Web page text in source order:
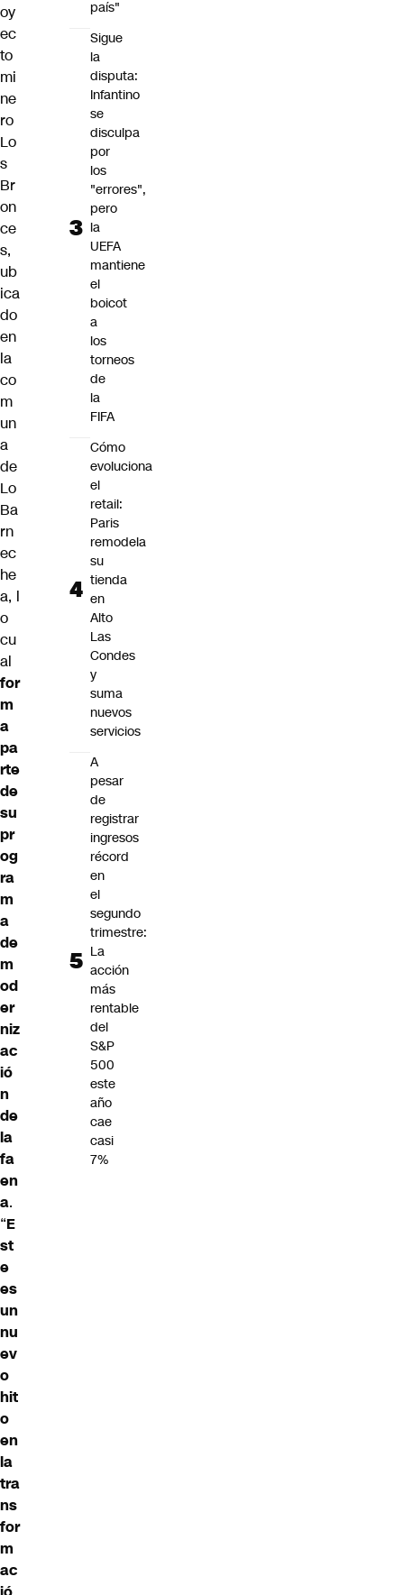
oy
ec
to
mi
ne
ro
Lo
s
Br
on
ce
s,
ub
ica
do
en
la
co
m
un
a
de
Lo
Ba
rn
ec
he
a, l
o
cu
al
for
m
a
pa
rte
de
su
pr
og
ra
m
a
de
m
od
er
niz
ac
ió
n
de
la
fa
en
a.
“E
st
e
es
un
nu
ev
o
hit
o
en
la
tra
ns
for
m
ac
país"
Sigue
la
disputa:
Infantino
se
disculpa
por
los
"errores",
pero
la
UEFA
mantiene
el
boicot
a
los
torneos
de
la
FIFA
Cómo
evoluciona
el
retail:
Paris
remodela
su
tienda
en
Alto
Las
Condes
y
suma
nuevos
servicios
A
pesar
de
registrar
ingresos
récord
en
el
segundo
trimestre:
La
acción
más
rentable
del
S&P
500
este
año
cae
casi
7%